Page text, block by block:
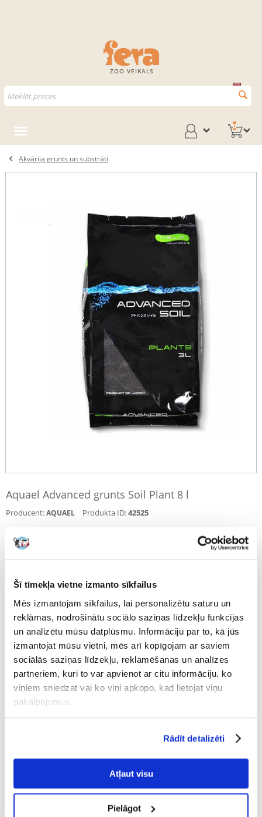
Šī tīmekļa vietne izmanto sīkfailus
Mēs izmantojam sīkfailus, lai personalizētu saturu un
reklāmas, nodrošinātu sociālo saziņas līdzekļu funkcijas
un analizētu mūsu datplūsmu. Informāciju par to, kā jūs
izmantojat mūsu vietni, mēs arī kopīgojam ar saviem
sociālās saziņas līdzekļu, reklamēšanas un analīzes
partneriem, kuri to var apvienot ar citu informāciju, ko
viņiem sniedzat vai ko viņi apkopo, kad lietojat viņu
pakalpojumus.
Rādīt detalizēti
Atļaut visu
Pielāgot
ZOO VEIKALS
0
Akvārija grunts un substrāti
Aquael Advanced grunts Soil Plant 8 l
Producent:AQUAEL Produkta ID:42525
Uzrakstīt atsauksmi
35.36
NOSŪTĪŠANA 48 STUNDU LAIKĀ.
Mūsu klienta fotogrāfijas Mūsu klienta fotogrāfijas
Apraksts
H.E.L.P. ADVANCED SOIL PLANTSir profesionālsakvārija dibens
stādītām akvāriju tvertnēm, tostarp šobrīd tik populārajiem dabiskajiem
akvārijiem. Tas ir melnu granulu veidā, kuru diametrs ir no 1 līdz 4 mm
un kuras sastāv tikai no dabīgām, organiskām sastāvdaļām.
-Ūdens parametru korekcija - substrāts aktīvi ietekmē akvārija ūdens
uzturēt karbonātu cietību līdz 3od un pH līmeni 5,5-6,5.
-Uzturvielas - substrāts satur ļoti lielu daudzumu pakāpeniski izdalītu
uzturvielu, kas nodrošina lielisku augšanu pat visprasīgākajām ūdens